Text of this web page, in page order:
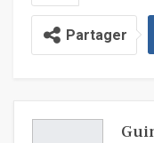
Partager